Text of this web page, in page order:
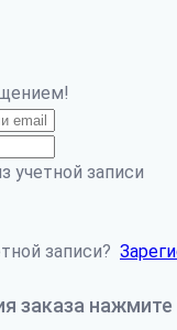
учетной записи
записи?
заказа нажмите